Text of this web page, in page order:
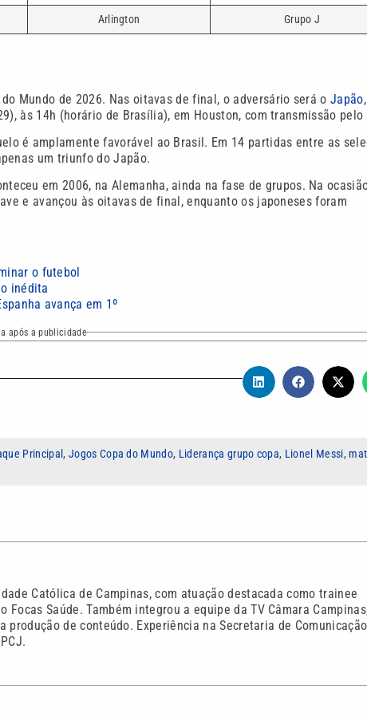
Arlington Grupo J
Mundo de 2026. Nas oitavas de final, o adversário será oJapão,
às 14h (horário de Brasília), em Houston, com transmissão pelo
é amplamente favorável ao Brasil. Em 14 partidas entre as
um triunfo do Japão.
em 2006, na Alemanha, ainda na fase de grupos. Na
e avançou às oitavas de final, enquanto os japoneses foram
o futebol
inédita
avança em 1º
após a publicidade
Principal , Jogos Copa do Mundo, Liderança grupo copa, Lionel Messi,
Católica de Campinas, com atuação destacada como trainee
Focas Saúde. Também integrou a equipe da TV Câmara
de conteúdo. Experiência na Secretaria de Comunicação